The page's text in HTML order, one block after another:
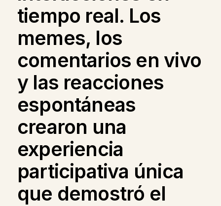
tiempo real. Los
memes, los
comentarios en vivo
y las reacciones
espontáneas
crearon una
experiencia
participativa única
que demostró el